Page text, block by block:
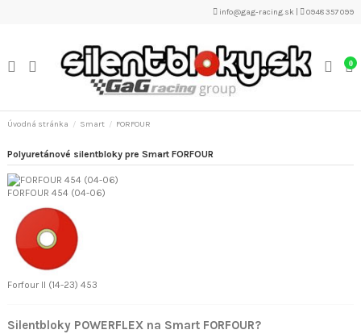
info@gag-racing.sk 0948 357 099
0
Úvodná stránka Smart FORFOUR
Polyuretánové silentbloky pre Smart FORFOUR
FORFOUR 454 (04-06)
Forfour II (14-23) 453
Silentbloky POWERFLEX na Smart FORFOUR?